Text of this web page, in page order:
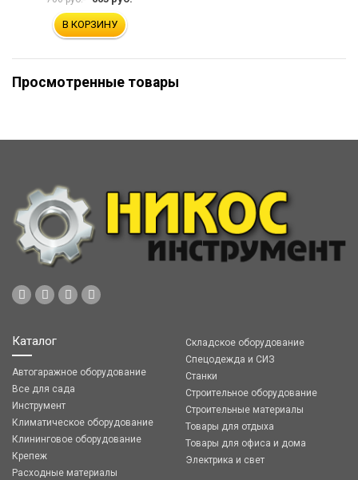
В КОРЗИНУ
Просмотренные товары
Каталог
Автогаражное оборудование
Все для сада
Инструмент
Климатическое оборудование
Клининговое оборудование
Крепеж
Расходные материалы
Складское оборудование
Спецодежда и СИЗ
Станки
Строительное оборудование
Строительные материалы
Товары для отдыха
Товары для офиса и дома
Электрика и свет